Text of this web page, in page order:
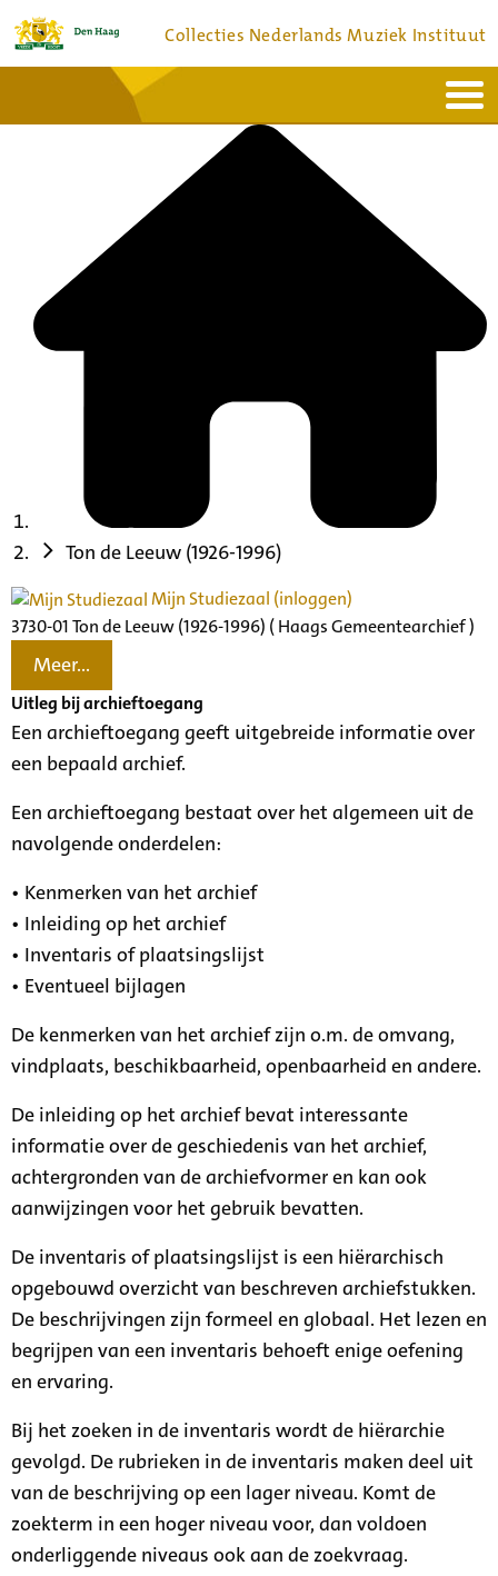
Collecties Nederlands Muziek Instituut
Bronnen en collecties
Ton de Leeuw (1926-1996)
Mijn Studiezaal (inloggen)
3730-01 Ton de Leeuw (1926-1996) ( Haags Gemeentearchief )
Meer...
Uitleg bij archieftoegang
Een archieftoegang geeft uitgebreide informatie over
een bepaald archief.
Een archieftoegang bestaat over het algemeen uit de
navolgende onderdelen:
• Kenmerken van het archief
• Inleiding op het archief
• Inventaris of plaatsingslijst
• Eventueel bijlagen
De kenmerken van het archief zijn o.m. de omvang,
vindplaats, beschikbaarheid, openbaarheid en andere.
De inleiding op het archief bevat interessante
informatie over de geschiedenis van het archief,
achtergronden van de archiefvormer en kan ook
aanwijzingen voor het gebruik bevatten.
De inventaris of plaatsingslijst is een hiërarchisch
opgebouwd overzicht van beschreven archiefstukken.
De beschrijvingen zijn formeel en globaal. Het lezen en
begrijpen van een inventaris behoeft enige oefening
en ervaring.
Bij het zoeken in de inventaris wordt de hiërarchie
gevolgd. De rubrieken in de inventaris maken deel uit
van de beschrijving op een lager niveau. Komt de
zoekterm in een hoger niveau voor, dan voldoen
onderliggende niveaus ook aan de zoekvraag.